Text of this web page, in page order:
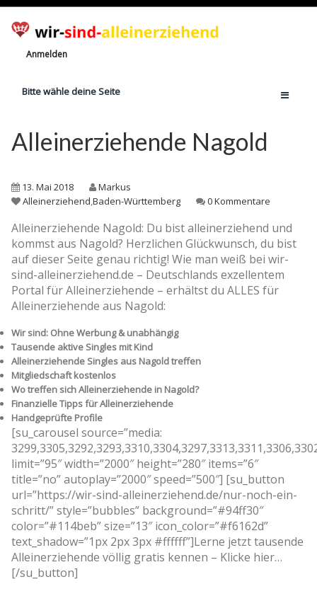
Anmelden
Bitte wähle deine Seite
Jetzt registrieren!
Anzahl Alleinerziehende
Finanzielle Hilfe
Witze
Wissen
Rechte
Alleinerziehende Nagold
13. Mai 2018
Markus
Alleinerziehend,Baden-Württemberg 0 Kommentare
Alleinerziehende Nagold: Du bist alleinerziehend und
kommst aus Nagold? Herzlichen Glückwunsch, du bist
auf dieser Seite genau richtig! Wie man weiß bei wir-
sind-alleinerziehend.de – Deutschlands exzellentem
Portal für Alleinerziehende – erhältst du ALLES für
Alleinerziehende aus Nagold:
Wir sind: Ohne Werbung & unabhängig
Tausende aktive Singles mit Kind
Alleinerziehende Singles aus Nagold treffen
Mitgliedschaft kostenlos
Wo treffen sich Alleinerziehende in Nagold?
Finanzielle Tipps für Alleinerziehende
Handgeprüfte Profile
[su_carousel source=”media:
limit=”95″ width=”2000″ height=”280″ items=”6″
title=”no” autoplay=”2000″ speed=”500″] [su_button
url=”https://wir-sind-alleinerziehend.de/nur-noch-ein-
schritt/” style=”bubbles” background=”#94ff30″
color=”#114beb” size=”13″ icon_color=”#f6162d”
text_shadow=”1px 2px 3px #ffffff”]Lerne jetzt tausende
Alleinerziehende völlig gratis kennen – Klicke hier…
[/su_button]